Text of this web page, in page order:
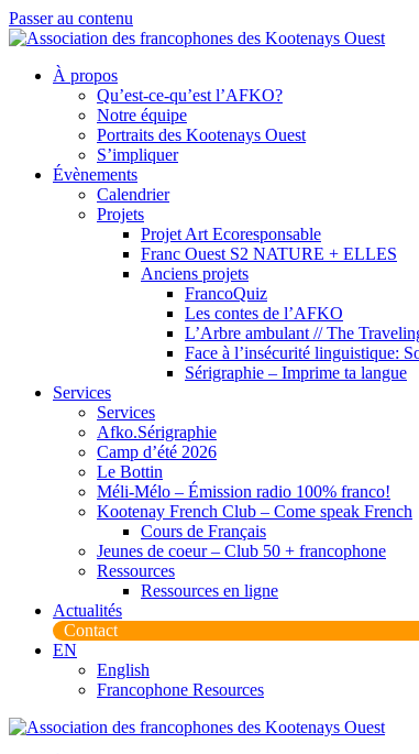
Passer au contenu
À propos
Qu’est-ce-qu’est l’AFKO?
Notre équipe
Portraits des Kootenays Ouest
S’impliquer
Évènements
Calendrier
Projets
Projet Art Ecoresponsable
Franc Ouest S2 NATURE + ELLES
Anciens projets
FrancoQuiz
Les contes de l’AFKO
L’Arbre ambulant // The
Face à l’insécurité linguistique:
Sérigraphie – Imprime ta langue
Services
Services
Afko.Sérigraphie
Camp d’été 2026
Le Bottin
Méli-Mélo – Émission radio 100% franco!
Kootenay French Club – Come speak French
Cours de Français
Jeunes de coeur – Club 50 + francophone
Ressources
Ressources en ligne
Actualités
Contact
EN
English
Francophone Resources